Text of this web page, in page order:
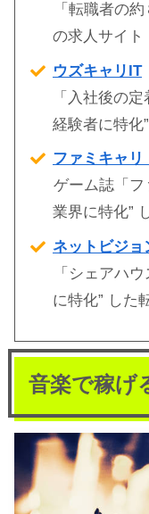
「転職者の
の求人サイト
ウズキャリIT
「入社後の
経験者に特化
ファミキャリ
ゲーム誌「フ
業界に特化”
ネットビジョ
「シェアハ
に特化” した
音楽で稼げ